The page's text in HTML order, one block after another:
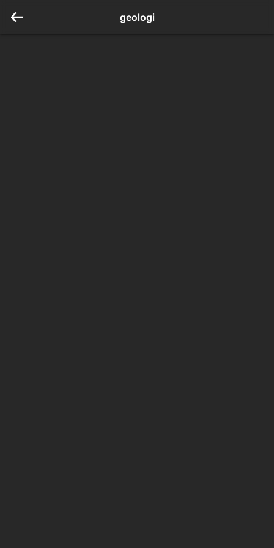
geologi